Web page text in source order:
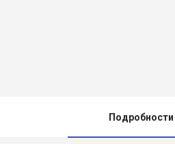
Подробности